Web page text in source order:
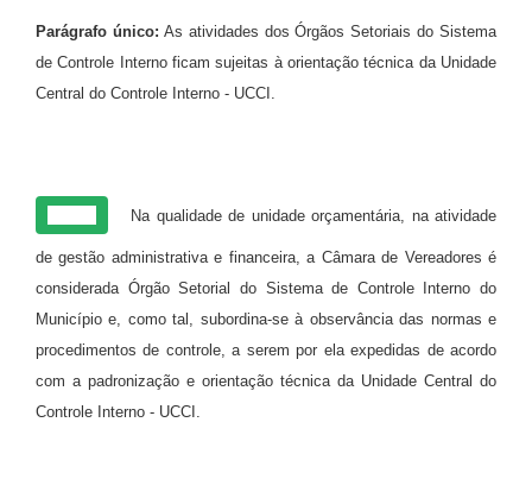
Parágrafo único: As atividades dos Órgãos Setoriais do Sistema
de Controle Interno ficam sujeitas à orientação técnica da Unidade
Central do Controle Interno - UCCI.
Na qualidade de unidade orçamentária, na atividade
de gestão administrativa e financeira, a Câmara de Vereadores é
considerada Órgão Setorial do Sistema de Controle Interno do
Município e, como tal, subordina-se à observância das normas e
procedimentos de controle, a serem por ela expedidas de acordo
com a padronização e orientação técnica da Unidade Central do
Controle Interno - UCCI.